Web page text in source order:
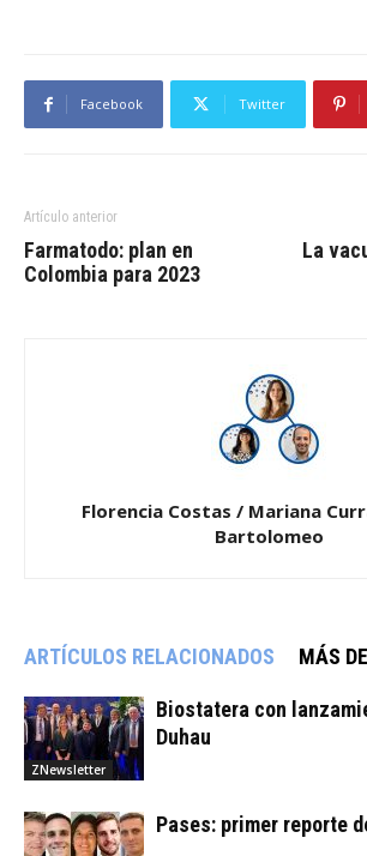
Facebook Twitter
Artículo anterior
Farmatodo: plan en
Colombia para 2023
La
Florencia Costas / Mariana
Bartolomeo
ARTÍCULOS RELACIONADOS MÁS
ZNewsletter
Biostatera con
Duhau
Pases: primer reporte